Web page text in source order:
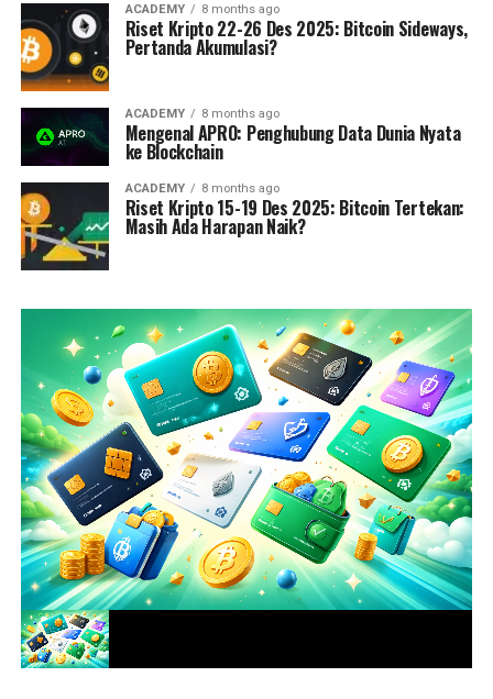
ACADEMY 8 months ago
Riset Kripto 22-26 Des 2025: Bitcoin Sideways,
Pertanda Akumulasi?
ACADEMY 8 months ago
Mengenal APRO: Penghubung Data Dunia Nyata
ke Blockchain
ACADEMY 8 months ago
Riset Kripto 15-19 Des 2025: Bitcoin Tertekan:
Masih Ada Harapan Naik?